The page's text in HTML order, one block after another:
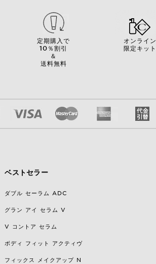
定期購入で
10％割引
＆
送料無料
オンライン
限定キット
ベストセラー
ダブル セーラム ADC
グラン アイ セラム V
V コントア セラム
ボディ フィット アクティヴ
フィックス メイクアップ N